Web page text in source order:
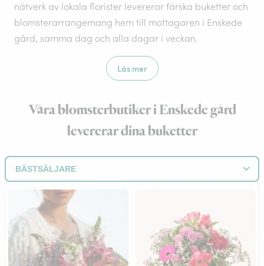
nätverk av lokala florister levererar färska buketter och
blomsterarrangemang hem till mottagaren i Enskede
gård, samma dag och alla dagar i veckan.
Läs mer
Våra blomsterbutiker i Enskede gård
levererar dina buketter